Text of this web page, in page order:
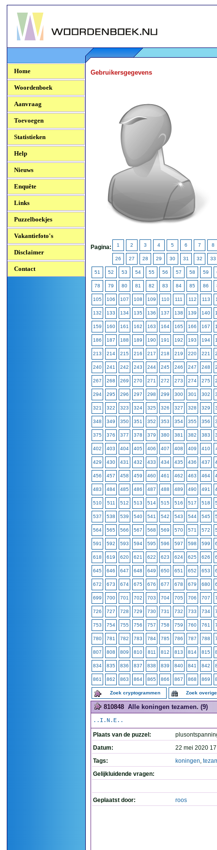
Woordenboek.NU
Home
Woordenboek
Aanvraag
Toevoegen
Statistieken
Help
Nieuws
Enquête
Links
Puzzelboekjes
Vakantiefoto's
Disclaimer
Contact
Gebruikersgegevens
Pagina: 1 2 3 4 5 6 7 8
26 27 28 29 30 31 32 33
51 52 53 54 55 56 57 58 59
78 79 80 81 82 83 84 85 86
105 106 107 108 109 110 111 112 113
132 133 134 135 136 137 138 139 140
159 160 161 162 163 164 165 166 167
186 187 188 189 190 191 192 193 194
213 214 215 216 217 218 219 220 221
240 241 242 243 244 245 246 247 248
267 268 269 270 271 272 273 274 275
294 295 296 297 298 299 300 301 302
321 322 323 324 325 326 327 328 329
348 349 350 351 352 353 354 355 356
375 376 377 378 379 380 381 382 383
402 403 404 405 406 407 408 409 410
429 430 431 432 433 434 435 436 437
456 457 458 459 460 461 462 463 464
483 484 485 486 487 488 489 490 491
510 511 512 513 514 515 516 517 518
537 538 539 540 541 542 543 544 545
564 565 566 567 568 569 570 571 572
591 592 593 594 595 596 597 598 599
618 619 620 621 622 623 624 625 626
645 646 647 648 649 650 651 652 653
672 673 674 675 676 677 678 679 680
699 700 701 702 703 704 705 706 707
726 727 728 729 730 731 732 733 734
753 754 755 756 757 758 759 760 761
780 781 782 783 784 785 786 787 788
807 808 809 810 811 812 813 814 815
834 835 836 837 838 839 840 841 842
861 862 863 864 865 866 867 868 869
Zoek cryptogrammen Zoek
810848 Alle koningen tezamen. (9)
..I.N.E..
Plaats van de puzzel:
Datum:
22 mei 2020
Tags:
koningen,
Gelijkluidende vragen:
Geplaatst door: roos